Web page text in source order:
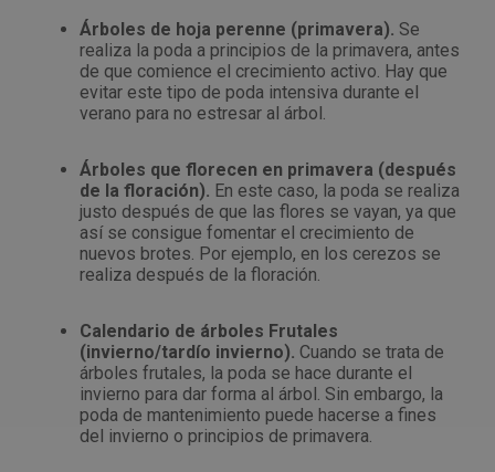
Árboles de hoja perenne (primavera). Se
realiza la poda a principios de la primavera, antes
de que comience el crecimiento activo. Hay que
evitar este tipo de poda intensiva durante el
verano para no estresar al árbol.
Árboles que florecen en primavera (después
de la floración). En este caso, la poda se realiza
justo después de que las flores se vayan, ya que
así se consigue fomentar el crecimiento de
nuevos brotes. Por ejemplo, en los cerezos se
realiza después de la floración.
Calendario de árboles Frutales
(invierno/tardío invierno). Cuando se trata de
árboles frutales, la poda se hace durante el
invierno para dar forma al árbol. Sin embargo, la
poda de mantenimiento puede hacerse a fines
del invierno o principios de primavera.